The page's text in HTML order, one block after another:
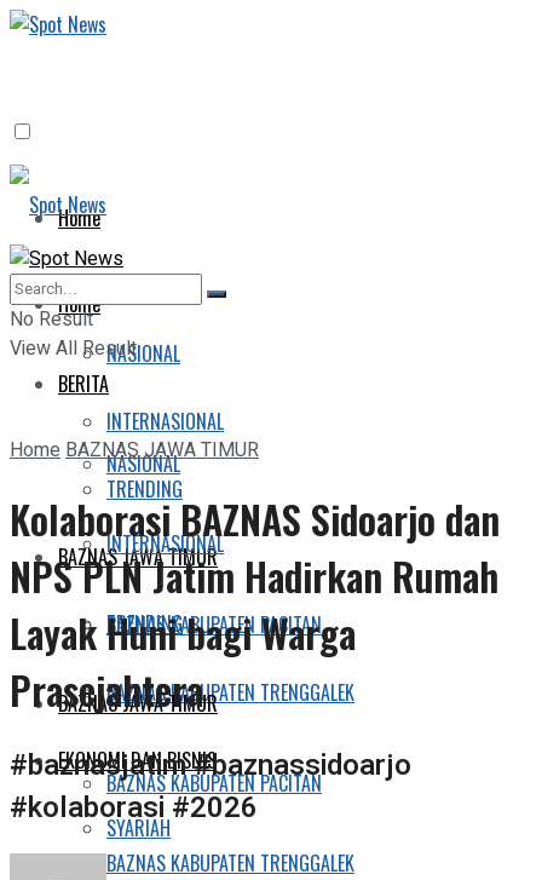
Home
BERITA
NASIONAL
INTERNASIONAL
TRENDING
BAZNAS JAWA TIMUR
BAZNAS KABUPATEN PACITAN
BAZNAS KABUPATEN TRENGGALEK
EKONOMI DAN BISNIS
SYARIAH
Home
BERITA
NASIONAL
INTERNASIONAL
TRENDING
BAZNAS JAWA TIMUR
BAZNAS KABUPATEN PACITAN
BAZNAS KABUPATEN TRENGGALEK
No Result
View All Result
HomeBAZNAS JAWA TIMUR
Kolaborasi BAZNAS Sidoarjo dan
NPS PLN Jatim Hadirkan Rumah
Layak Huni bagi Warga
Prasejahtera
#baznasjatim #baznassidoarjo
#kolaborasi #2026